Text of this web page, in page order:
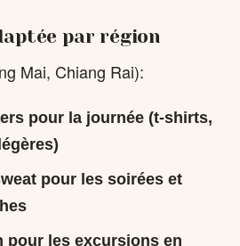
par région
Mai, Chiang Rai):
pour la journée (t-shirts,
pour les soirées et
pour les excursions en